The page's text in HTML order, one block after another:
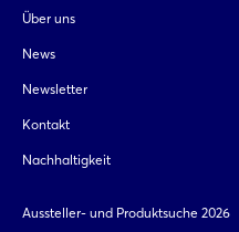
Über uns
News
Newsletter
Kontakt
Nachhaltigkeit
Aussteller- und Produktsuche 2026